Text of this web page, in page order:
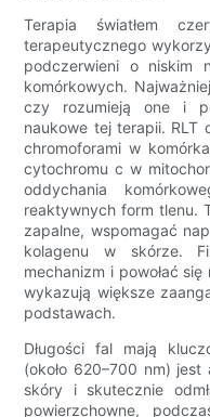
Terapia światłem
terapeutycznego
podczerwieni o niskim
komórkowych.
czy rozumieją one i
naukowe tej terapii. RLT
chromoforami w
cytochromu c w
oddychania
reaktywnych form tlenu.
zapalne, wspomagać
kolagenu w skórze.
mechanizm i powołać
wykazują większe
podstawach.
Długości fal mają
(około 620–700 nm)
skóry i skutecznie
powierzchowne,